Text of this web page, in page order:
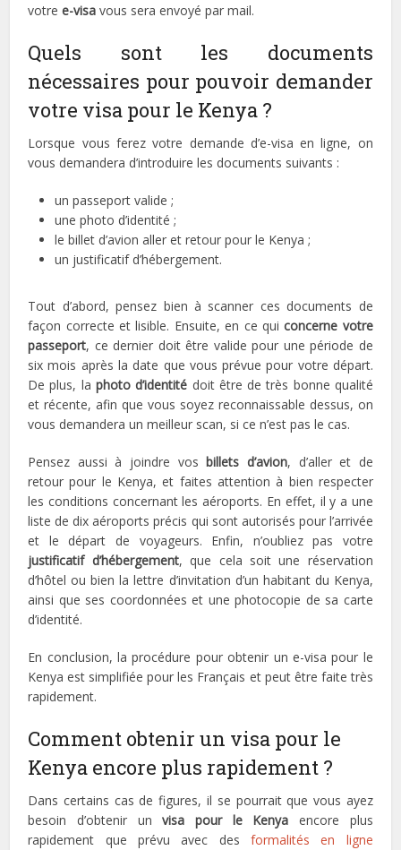
votree-visa vous sera envoyé par mail.
Quels sont les documents
nécessaires pour pouvoir demander
votre visa pour le Kenya ?
Lorsque vous ferez votre demande d’e-visa en ligne, on
vous demandera d’introduire les documents suivants :
un passeport valide ;
une photo d’identité ;
le billet d’avion aller et retour pour le Kenya ;
un justificatif d’hébergement.
Tout d’abord, pensez bien à scanner ces documents de
façon correcte et lisible. Ensuite, en ce quiconcerne votre
passeport, ce dernier doit être valide pour une période de
six mois après la date que vous prévue pour votre départ.
De plus, la photo d’identité doit être de très bonne qualité
et récente, afin que vous soyez reconnaissable dessus, on
vous demandera un meilleur scan, si ce n’est pas le cas.
Pensez aussi à joindre vosbillets d’avion, d’aller et de
retour pour le Kenya, et faites attention à bien respecter
les conditions concernant les aéroports. En effet, il y a une
liste de dix aéroports précis qui sont autorisés pour l’arrivée
et le départ de voyageurs. Enfin, n’oubliez pas votre
justificatif d’hébergement, que cela soit une réservation
d’hôtel ou bien la lettre d’invitation d’un habitant du Kenya,
ainsi que ses coordonnées et une photocopie de sa carte
d’identité.
En conclusion, la procédure pour obtenir un e-visa pour le
Kenya est simplifiée pour les Français et peut être faite très
rapidement.
Comment obtenir un visa pour le
Kenya encore plus rapidement ?
Dans certains cas de figures, il se pourrait que vous ayez
besoin d’obtenir unvisa pour le Kenya encore plus
rapidement que prévu avec desformalités en ligne